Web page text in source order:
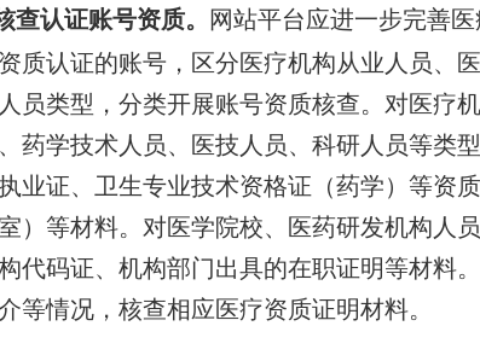
查认证账号资质。
网站平台应进一步完善
质认证的账号，区分医疗机构从业人员、
员类型，分类开展账号资质核查。对医疗
药学技术人员、医技人员、科研人员等类
业证、卫生专业技术资格证（药学）等资
室）等材料。对医学院校、医药研发机构人
代码证、机构部门出具的在职证明等材料
等情况，核查相应医疗资质证明材料。